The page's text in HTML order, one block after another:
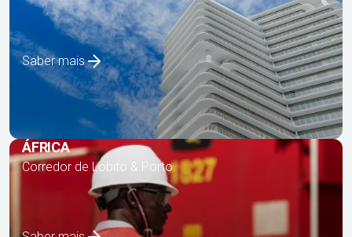
Saber mais
ÁFRICA
Corredor de Lobito & Porto